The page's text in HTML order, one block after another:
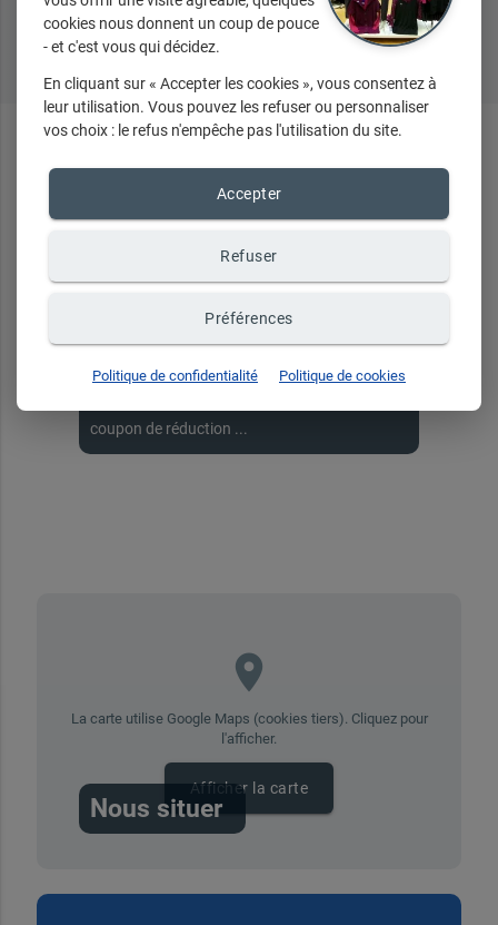
Tous nos produits
En cemoment...
Recevez toute notre
coupon de réduction ...
place
La carte utilise Google Maps (cookies tiers). Cliquez pour
l'afficher.
Afficher la carte
Nous situer
cookies nous donnent un coup de pouce
- et c'est vous qui décidez.
En cliquant sur « Accepter les cookies », vous consentez à
leur utilisation. Vous pouvez les refuser ou personnaliser
vos choix : le refus n'empêche pas l'utilisation du site.
Accepter
Refuser
Préférences
Politique de confidentialité Politique de cookies